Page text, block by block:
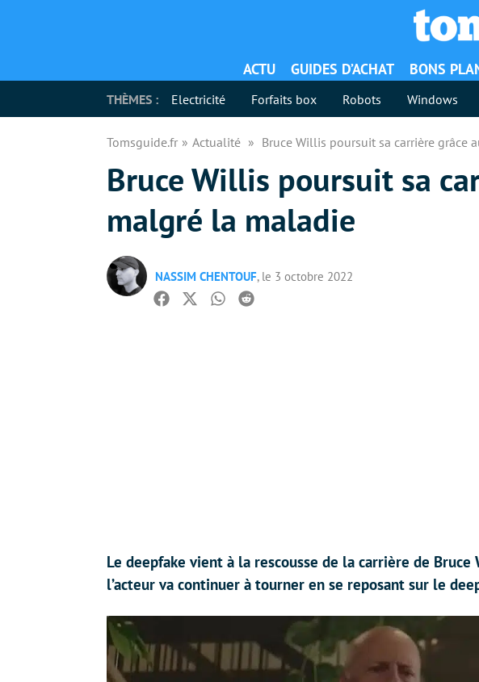
ACTU GUIDES D’ACHAT BONS
THÈMES : Electricité Forfaits box Robots Windows
Tomsguide.fr Actualité Bruce Willis poursuit sa carrière grâce
Bruce Willis poursuit sa
malgré la maladie
NASSIM CHENTOUF, le 3 octobre 2022
Facebook
TwitterWhatsapp
Reddit
Le deepfake vient à la rescousse de la carrière de Bruce
l’acteur va continuer à tourner en se reposant sur le